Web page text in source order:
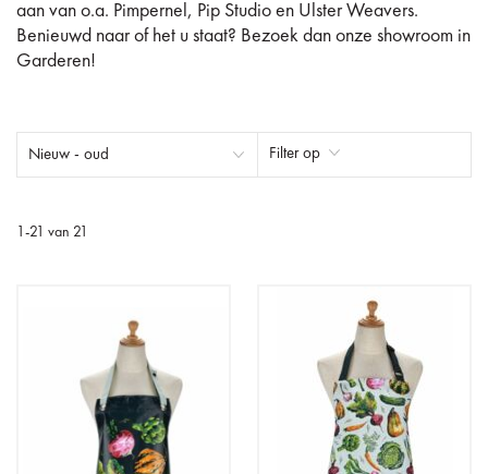
aan van o.a. Pimpernel, Pip Studio en Ulster Weavers.
Benieuwd naar of het u staat? Bezoek dan onze showroom in
Garderen!
Filter op
-21 van 21